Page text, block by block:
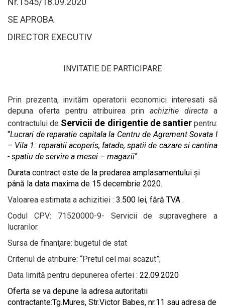
SE APROBA
DIRECTOR EXECUTIV
INVITATIE DE PARTICIPARE
Prin prezenta,invităm operatorii economici interesati să
depuna oferta pentru atribuirea prin achizitie directa a
contractului de Servicii de dirigentie de santierpentru:
“Lucrari de reparatie capitala la Centru de Agrement Sovata I
– Vila 1: reparatii acoperis, fatade, spatii de cazare si cantina
- spatiu de servire a mesei – magazii”.
Durata contract este de la predarea amplasamentului și
până la data maxima de 15 decembrie 2020.
Valoarea estimata a achizitiei : 3.500 lei, fără TVA .
Codul CPV: 71520000-9- Servicii de supraveghere a
lucrarilor.
Sursa de finanţare: bugetul de stat
Criteriul de atribuire: “Pretul cel mai scazut”;
Data limită pentru depunerea ofertei : 22.09.2020
Oferta se va depune la adresa autoritatii
contractante:Tg.Mures, Str.Victor Babes, nr.11 sau adresa de